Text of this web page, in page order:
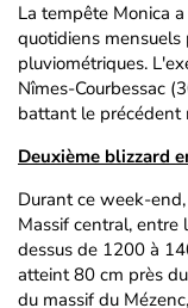
La tempête Monica
quotidiens
pluviométriques.
Nîmes-Courbessac
battant le précédent
Deuxième blizzard
Durant ce week-
Massif central, entre
dessus de 1200 à
atteint 80 cm près
du massif du